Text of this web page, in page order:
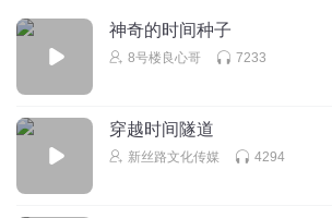
神奇的时间种子
8号楼良心哥 7233
穿越时间隧道
新丝路文化传媒 4294